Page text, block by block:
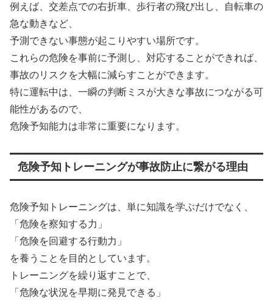
例えば、交差点での右折車、歩行者の飛び出し、自転車の
急な動きなど、
予測できない事態が起こりやすい場所です。
これらの危険を事前に予測し、対応することができれば、
事故のリスクを大幅に減らすことができます。
特に運転中は、一瞬の判断ミスが大きな事故につながる可
能性があるので、
危険予知能力は非常に重要になります。
危険予知トレーニングが事故防止に繋がる理由
危険予知トレーニングは、単に知識を学ぶだけでなく、
「危険を察知する力」
「危険を回避する行動力」
を養うことを目的としています。
トレーニングを繰り返すことで、
「危険な状況を早期に発見できる」